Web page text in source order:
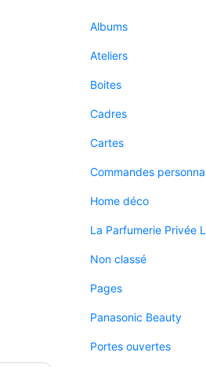
Albums
Ateliers
Boites
Cadres
Cartes
Commandes
Home déco
La Parfumerie Privée
Non classé
Pages
Panasonic Beauty
Portes ouvertes